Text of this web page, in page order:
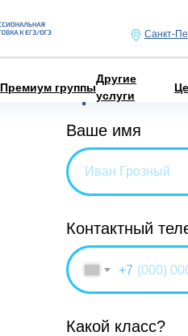
Ваше имя
Контактный
+7
Какой класс?
Закажите
прямо
Санкт-
Премиум группы
Другие
услуги